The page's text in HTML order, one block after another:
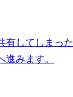
有してしまった
みます。